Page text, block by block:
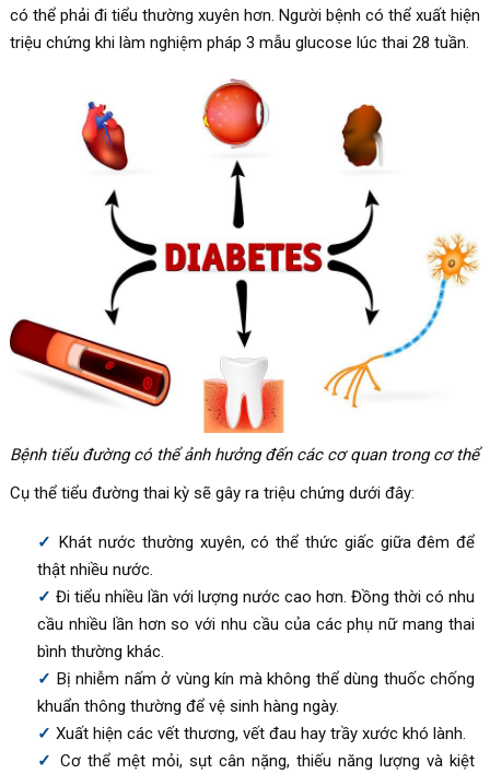
có thể phải đi tiểu thường xuyên hơn. Người bệnh có thể xuất hiện
triệu chứng khi làm nghiệm pháp 3 mẫu glucose lúc thai 28 tuần.
Bệnh tiểu đường có thể ảnh hưởng đến các cơ quan trong cơ thể
Cụ thể tiểu đường thai kỳ sẽ gây ra triệu chứng dưới đây:
Khát nước thường xuyên, có thể thức giấc giữa đêm để
thật nhiều nước.
Đi tiểu nhiều lần với lượng nước cao hơn. Đồng thời có nhu
cầu nhiều lần hơn so với nhu cầu của các phụ nữ mang thai
bình thường khác.
Bị nhiễm nấm ở vùng kín mà không thể dùng thuốc chống
khuẩn thông thường để vệ sinh hàng ngày.
Xuất hiện các vết thương, vết đau hay trầy xước khó lành.
Cơ thể mệt mỏi, sụt cân nặng, thiếu năng lượng và kiệt